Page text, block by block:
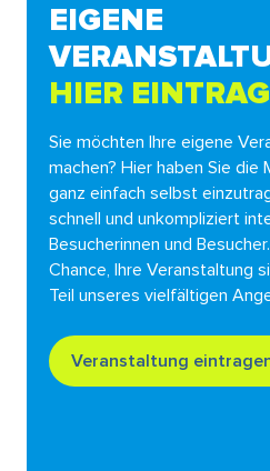
EIGENE
HIER
Sie möchten Ihre eigene
machen? Hier haben Sie die
ganz einfach selbst
schnell und unkompliziert
Besucherinnen und
Chance, Ihre Veranstaltung
Teil unseres vielfältigen
Veranstaltung